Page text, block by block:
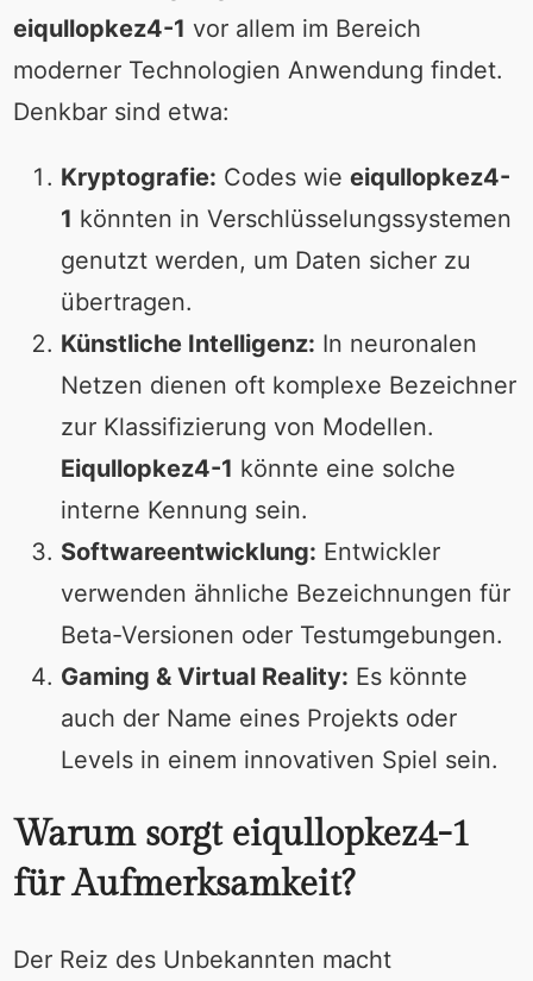
eiqullopkez4-1 vor allem im Bereich
moderner Technologien Anwendung findet.
Denkbar sind etwa:
Kryptografie: Codes wie eiqullopkez4-
1 könnten in Verschlüsselungssystemen
genutzt werden, um Daten sicher zu
übertragen.
Künstliche Intelligenz: In neuronalen
Netzen dienen oft komplexe Bezeichner
zur Klassifizierung von Modellen.
Eiqullopkez4-1 könnte eine solche
interne Kennung sein.
Softwareentwicklung: Entwickler
verwenden ähnliche Bezeichnungen für
Beta-Versionen oder Testumgebungen.
Gaming & Virtual Reality: Es könnte
auch der Name eines Projekts oder
Levels in einem innovativen Spiel sein.
Warum sorgt eiqullopkez4-1
für Aufmerksamkeit?
Der Reiz des Unbekannten macht